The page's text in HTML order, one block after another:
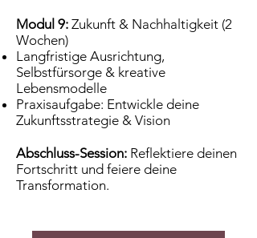
Modul 9: Zukunft & Nachhaltigkeit (2
Wochen)
Langfristige Ausrichtung,
Selbstfürsorge & kreative
Lebensmodelle
Praxisaufgabe: Entwickle deine
Zukunftsstrategie & Vision
Abschluss-Session: Reflektiere deinen
Fortschritt und feiere deine
Transformation.